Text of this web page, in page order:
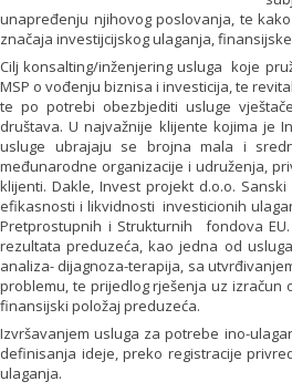
unapređenju njihovog poslovanja, te
značaja investijcijskog ulaganja,
Cilj konsalting/inženjering usluga koje
MSP o vođenju biznisa i investicija, te
te po potrebi obezbjediti usluge
društava. U najvažnije klijente kojima je
usluge ubrajaju se brojna mala i
međunarodne organizacije i udruženja,
klijenti. Dakle, Invest projekt d.o.o.
efikasnosti i likvidnosti investicionih
Pretprostupnih i Strukturnih fondova
rezultata preduzeća, kao jedna od
analiza- dijagnoza-terapija, sa
problemu, te prijedlog rješenja uz
finansijski položaj preduzeća.
Izvršavanjem usluga za potrebe ino-
definisanja ideje, preko registracije
ulaganja.